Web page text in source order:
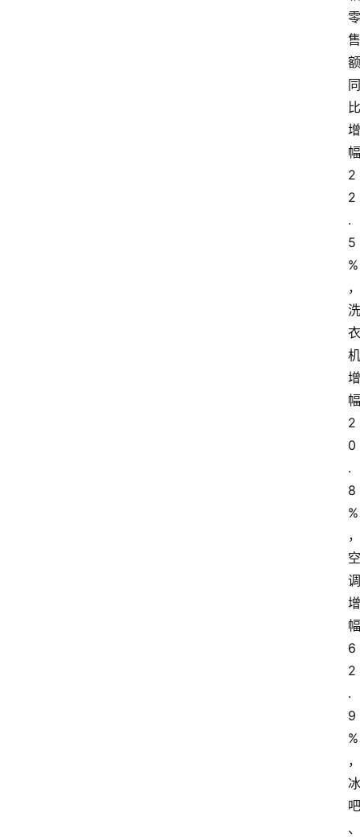
零
售
额
同
比
增
幅
2
2
.
5
%
，
洗
衣
机
增
幅
2
0
.
8
%
，
空
调
增
幅
6
2
.
9
%
，
冰
吧
、